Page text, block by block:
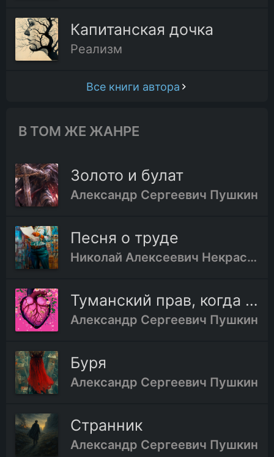
Капитанская дочка
Реализм
Все книги автора
В ТОМ ЖЕ ЖАНРЕ
Золото и булат
Александр Сергеевич Пушкин
Песня о труде
Николай Алексеевич Некрасов
Туманский прав, когда так верно вас...
Александр Сергеевич Пушкин
Буря
Александр Сергеевич Пушкин
Странник
Александр Сергеевич Пушкин